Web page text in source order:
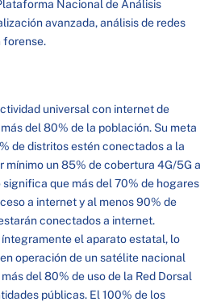
Nacional de Análisis
avanzada, análisis de redes
forense.
universal con internet de
del 80% de la población. Su meta
de distritos estén conectados a la
mínimo un 85% de cobertura 4G/5G a
significa que más del 70% de hogares
a internet y al menos 90% de
conectados a internet.
el aparato estatal, lo
operación de un satélite nacional
del 80% de uso de la Red Dorsal
públicas. El 100% de los